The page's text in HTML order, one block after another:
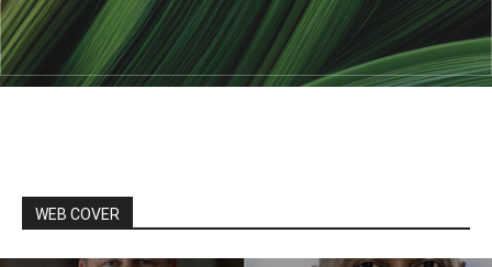
WEB COVER